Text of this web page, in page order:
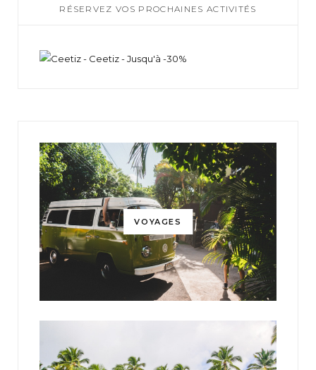
RÉSERVEZ VOS PROCHAINES ACTIVITÉS
VOYAGES